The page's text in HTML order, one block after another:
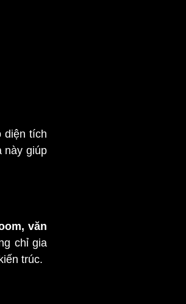
diện tích
này giúp
văn
chỉ gia
trúc.